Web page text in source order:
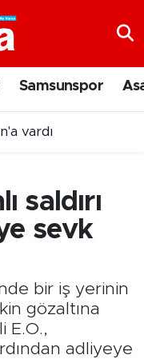
Samsunspor
vardı
saldırı
sevk
bir iş yerinin
gözaltına
E.O.,
adliyeye
Fikstür